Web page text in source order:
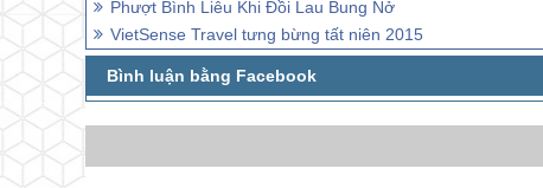
Phượt Bình Liêu Khi Đồi Lau Bung Nở
VietSense Travel tưng bừng tất niên 2015